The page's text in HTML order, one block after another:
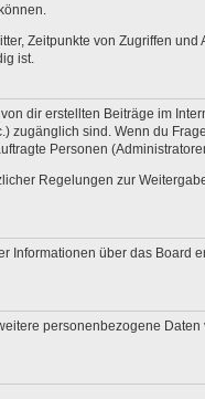
Zeitpunkte von Zugriffen
ist.
dir erstellten Beiträge im
zugänglich sind. Wenn du
Personen
Regelungen zur
über das Board
personenbezogene